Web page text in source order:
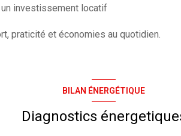
investissement locatif
praticité et économies au quotidien.
BILAN ÉNERGÉTIQUE
Diagnostics